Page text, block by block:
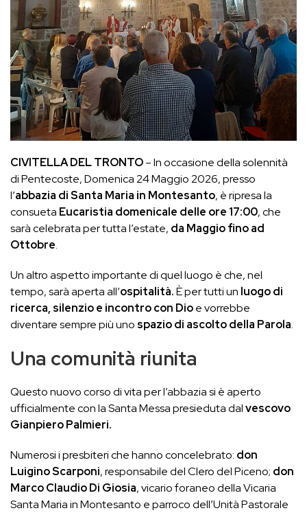
CIVITELLA DEL TRONTO– In occasione della solennità
di Pentecoste, Domenica 24 Maggio 2026, presso
l’abbazia di Santa Maria in Montesanto, è ripresa la
consueta Eucaristia domenicale delle ore 17:00, che
sarà celebrata per tutta l’estate, da Maggio fino ad
Ottobre.
Un altro aspetto importante di quel luogo è che, nel
tempo, sarà aperta all’ospitalità.È per tutti un luogo di
ricerca, silenzio e incontro con Dioe vorrebbe
diventare sempre più uno spazio di ascolto della Parola.
Una comunità riunita
Questo nuovo corso di vita per l’abbazia si è aperto
ufficialmente con la Santa Messa presieduta dalvescovo
Gianpiero Palmieri.
Numerosi i presbiteri che hanno concelebrato: don
Luigino Scarponi, responsabile del Clero del Piceno; don
Marco Claudio Di Giosia, vicario foraneo della Vicaria
Santa Maria in Montesanto e parroco dell’Unità Pastorale